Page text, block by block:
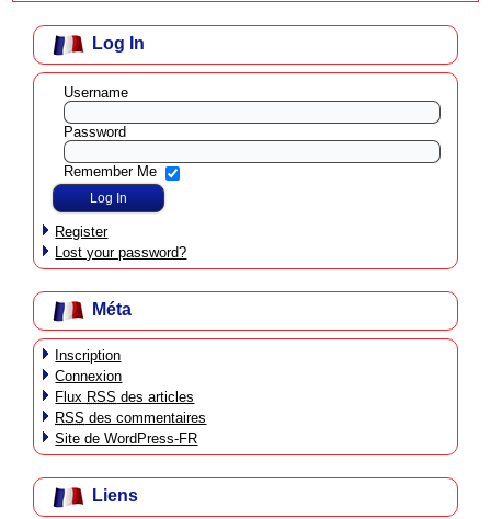
Log In
Username
Password
Remember Me
Register
Lost your password?
Méta
Inscription
Connexion
Flux RSS des articles
RSS des commentaires
Site de WordPress-FR
Liens